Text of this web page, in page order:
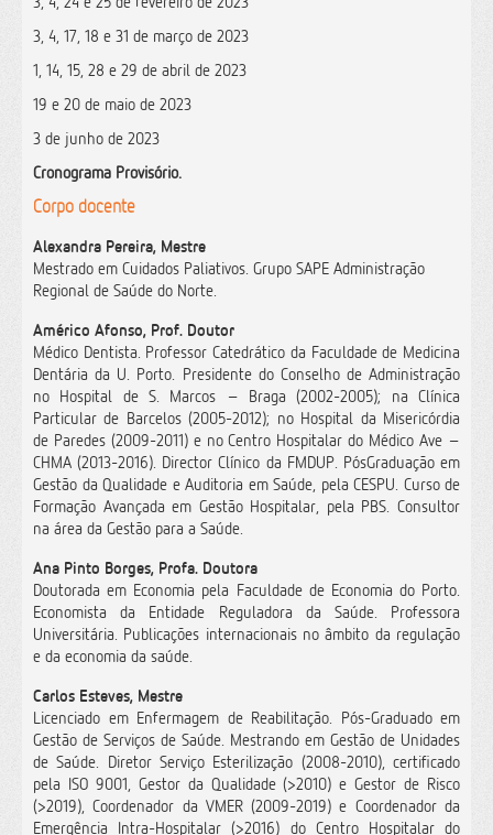
3, 4, 17, 18 e 31 de março de 2023
1, 14, 15, 28 e 29 de abril de 2023
19 e 20 de maio de 2023
3 de junho de 2023
Cronograma Provisório.
Corpo docente
Alexandra Pereira, Mestre
Mestrado em Cuidados Paliativos. Grupo SAPE Administração
Regional de Saúde do Norte.
Américo Afonso, Prof. Doutor
Médico Dentista. Professor Catedrático da Faculdade de Medicina
Dentária da U. Porto. Presidente do Conselho de Administração
no Hospital de S. Marcos – Braga (2002-2005); na Clínica
Particular de Barcelos (2005-2012); no Hospital da Misericórdia
de Paredes (2009-2011) e no Centro Hospitalar do Médico Ave –
CHMA (2013-2016). Director Clínico da FMDUP. PósGraduação em
Gestão da Qualidade e Auditoria em Saúde, pela CESPU. Curso de
Formação Avançada em Gestão Hospitalar, pela PBS. Consultor
na área da Gestão para a Saúde.
Ana Pinto Borges, Profa. Doutora
Doutorada em Economia pela Faculdade de Economia do Porto.
Economista da Entidade Reguladora da Saúde. Professora
Universitária. Publicações internacionais no âmbito da regulação
e da economia da saúde.
Carlos Esteves, Mestre
Licenciado em Enfermagem de Reabilitação. Pós-Graduado em
Gestão de Serviços de Saúde. Mestrando em Gestão de Unidades
de Saúde. Diretor Serviço Esterilização (2008-2010), certificado
pela ISO 9001, Gestor da Qualidade (>2010) e Gestor de Risco
(>2019), Coordenador da VMER (2009-2019) e Coordenador da
Emergência Intra-Hospitalar (>2016) do Centro Hospitalar do